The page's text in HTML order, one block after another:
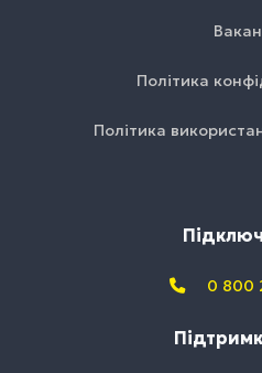
Політика
Політика
0 800